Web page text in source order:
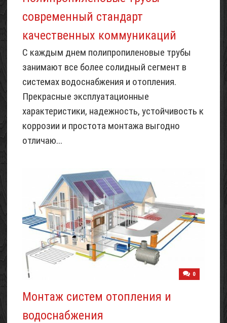
современный стандарт
качественных коммуникаций
С каждым днем полипропиленовые трубы
занимают все более солидный сегмент в
системах водоснабжения и отопления.
Прекрасные эксплуатационные
характеристики, надежность, устойчивость к
коррозии и простота монтажа выгодно
отличаю...
0
Монтаж систем отопления и
водоснабжения